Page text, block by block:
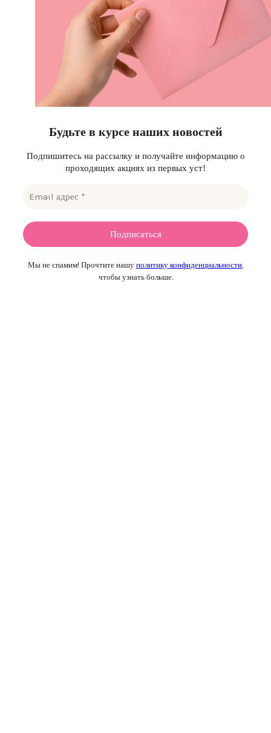
Будьте в курсе наших новостей
Подпишитесь на рассылку и получайте информацию о
проходящих акциях из первых уст!
Мы не спамим! Прочтите нашу политику конфиденциальности
чтобы узнать больше.